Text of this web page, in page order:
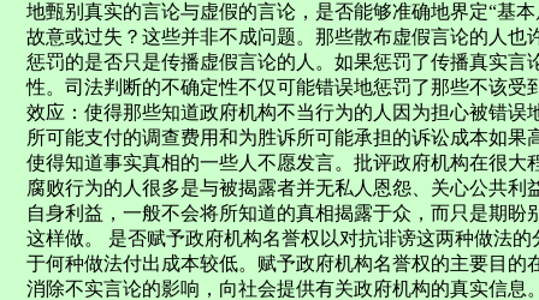
地甄别真实的言论与虚假的言论，是否能够准确地界定“基
故意或过失？这些并非不成问题。那些散布虚假言论的人
惩罚的是否只是传播虚假言论的人。如果惩罚了传播真实言
性。司法判断的不确定性不仅可能错误地惩罚了那些不该
效应：使得那些知道政府机构不当行为的人因为担心被错
所可能支付的调查费用和为胜诉所可能承担的诉讼成本如
使得知道事实真相的一些人不愿发言。批评政府机构在很
腐败行为的人很多是与被揭露者并无私人恩怨、关心公共
自身利益，一般不会将所知道的真相揭露于众，而只是期
这样做。 是否赋予政府机构名誉权以对抗诽谤这两种做法
于何种做法付出成本较低。赋予政府机构名誉权的主要目
消除不实言论的影响，向社会提供有关政府机构的真实信